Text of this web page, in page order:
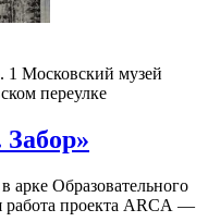
1 Московский музей
переулке
арке Образовательного
проекта ARCA —